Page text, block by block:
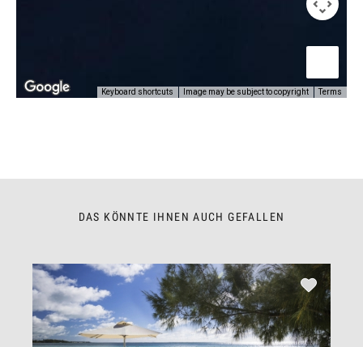
Keyboard shortcuts Image may be subject to copyright Terms
DAS KÖNNTE IHNEN AUCH GEFALLEN